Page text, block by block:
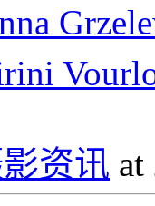
资讯 at